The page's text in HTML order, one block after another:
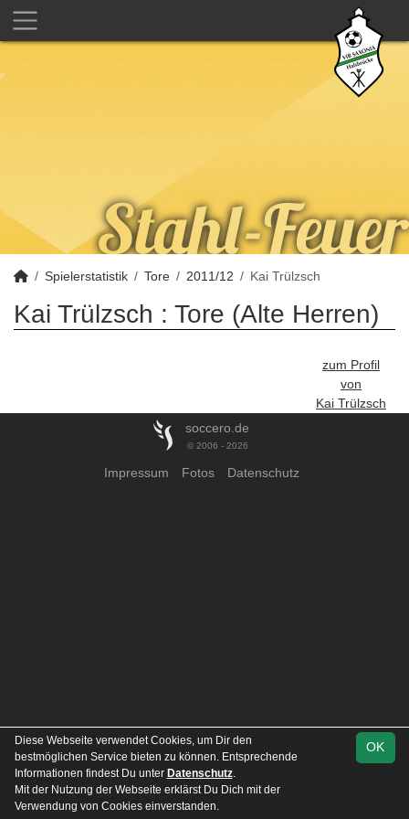
Spielerstatistik Tore 2011/12 Kai Trülzsch
Kai Trülzsch : Tore (Alte Herren)
zum Profil
von
Kai Trülzsch
soccero.de
© 2006 - 2026
Impressum Fotos Datenschutz
OK
Diese Webseite verwendet Cookies, um Dir den
bestmöglichen Service bieten zu können. Entsprechende
Informationen findest Du unter Datenschutz.
Mit der Nutzung der Webseite erklärst Du Dich mit der
Verwendung von Cookies einverstanden.